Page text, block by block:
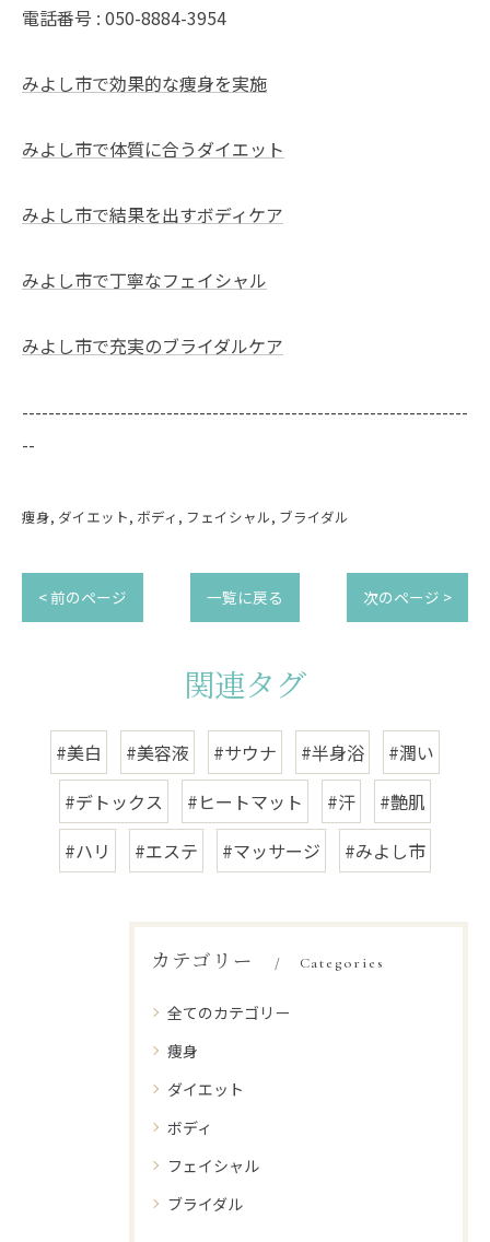
電話番号 : 050-8884-3954
みよし市で効果的な痩身を実施
みよし市で体質に合うダイエット
みよし市で結果を出すボディケア
みよし市で丁寧なフェイシャル
みよし市で充実のブライダルケア
--------------------------------------------------------------------
--
痩身 ダイエット ボディ フェイシャル ブライダル
< 前のページ 一覧に戻る 次のページ >
関連タグ
#美白 #美容液 #サウナ #半身浴
#潤い
#デトックス
#ヒートマット #汗
#艶肌
#ハリ
#エステ #マッサージ #みよし市
カテゴリー Categories
全てのカテゴリー
痩身
ダイエット
ボディ
フェイシャル
ブライダル